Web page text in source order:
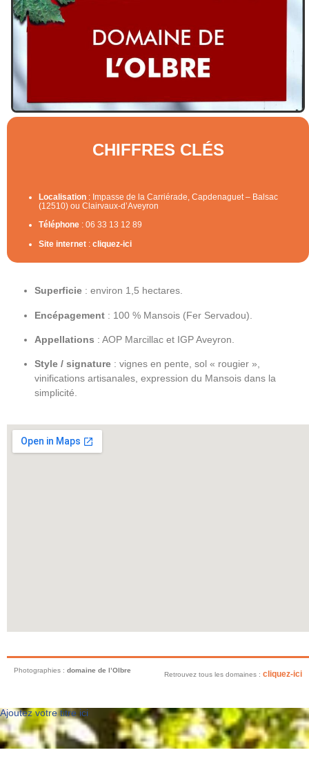
CHIFFRES CLÉS
Localisation : Impasse de la Carriérade, Capdenaguet – Balsac
(12510) ou Clairvaux-d’Aveyron
Téléphone : 06 33 13 12 89
Site internet : cliquez-ici
Superficie : environ 1,5 hectares.
Encépagement : 100 % Mansois (Fer Servadou).
Appellations : AOP Marcillac et IGP Aveyron.
Style / signature : vignes en pente, sol « rougier »,
vinifications artisanales, expression du Mansois dans la
simplicité.
Photographies : domaine de l’Olbre
Retrouvez tous les domaines : cliquez-ici
Ajoutez votre titre ici